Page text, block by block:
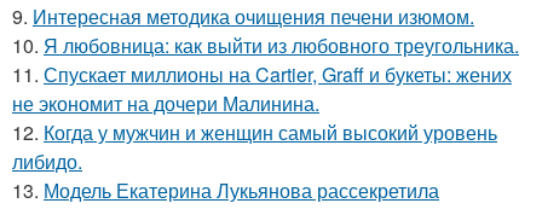
9. Интересная методика очищения печени изюмом.
10. Я любовница: как выйти из любовного треугольника.
11. Спускает миллионы на Cartier, Graff и букеты: жених
не экономит на дочери Малинина.
12. Когда у мужчин и женщин самый высокий уровень
либидо.
13. Модель Екатерина Лукьянова рассекретила